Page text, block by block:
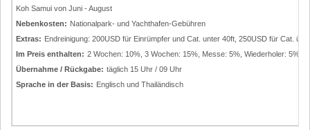
Koh Samui von Juni - August
Nebenkosten: Nationalpark- und Yachthafen-Gebühren
Extras: Endreinigung: 200USD für Einrümpfer und Cat. unter 40ft, 250USD für Cat.
Im Preis enthalten: 2 Wochen: 10%, 3 Wochen: 15%, Messe: 5%, Wiederholer: 5%,
Übernahme / Rückgabe: täglich 15 Uhr / 09 Uhr
Sprache in der Basis: Englisch und Thailändisch